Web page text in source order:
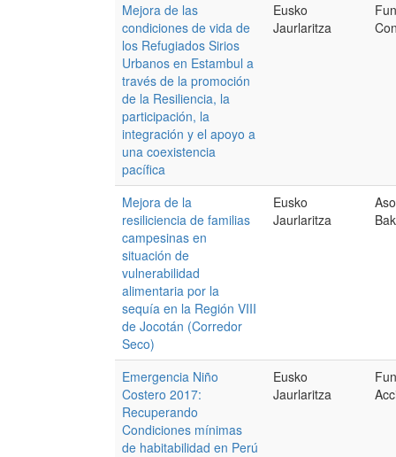
Mejora de las
condiciones de vida de
los Refugiados Sirios
Urbanos en Estambul a
través de la promoción
de la Resiliencia, la
participación, la
integración y el apoyo a
una coexistencia
pacífica
Eusko
Jaurlaritza
Mejora de la
resiliciencia de familias
campesinas en
situación de
vulnerabilidad
alimentaria por la
sequía en la Región VIII
de Jocotán (Corredor
Seco)
Eusko
Jaurlaritza
Emergencia Niño
Costero 2017:
Recuperando
Condiciones mínimas
de habitabilidad en Perú
Eusko
Jaurlaritza